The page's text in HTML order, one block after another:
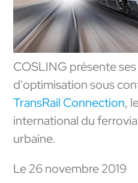
COSLING présente
d'optimisation sous
TransRail Connection,
international du
urbaine.
Le 26 novembre 2019